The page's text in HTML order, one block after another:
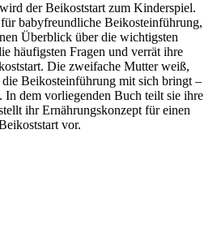
der Beikoststart zum Kinderspiel.
babyfreundliche Beikosteinführung,
Überblick über die wichtigsten
häufigsten Fragen und verrät ihre
Die zweifache Mutter weiß,
Beikosteinführung mit sich bringt –
In dem vorliegenden Buch teilt sie ihre
ihr Ernährungskonzept für einen
vor.